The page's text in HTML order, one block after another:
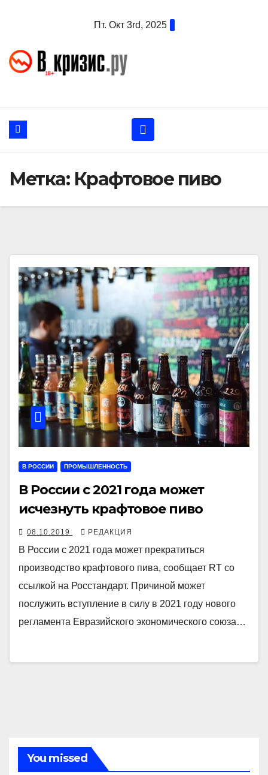
Пт. Окт 3rd, 2025
Метка: Крафтовое пиво
В РОССИИ ПРОМЫШЛЕННОСТЬ
В России с 2021 года может
исчезнуть крафтовое пиво
08.10.2019 РЕДАКЦИЯ
В России с 2021 года может прекратиться
производство крафтового пива, сообщает RT со
ссылкой на Росстандарт. Причиной может
послужить вступление в силу в 2021 году нового
регламента Евразийского экономического союза…
You missed